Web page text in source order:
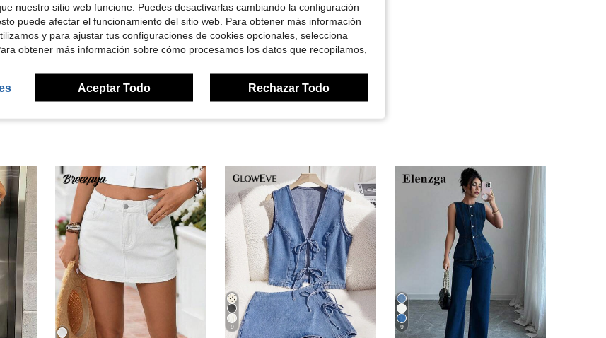
Útil (4)
9 9
nuestro sitio web funcione. Puedes desactivarlas cambiando la configuración
puede afectar el funcionamiento del sitio web. Para obtener más información
y para ajustar tus configuraciones de cookies opcionales, selecciona
obtener más información sobre cómo procesamos los datos que recopilamos,
Aceptar Todo Rechazar Todo